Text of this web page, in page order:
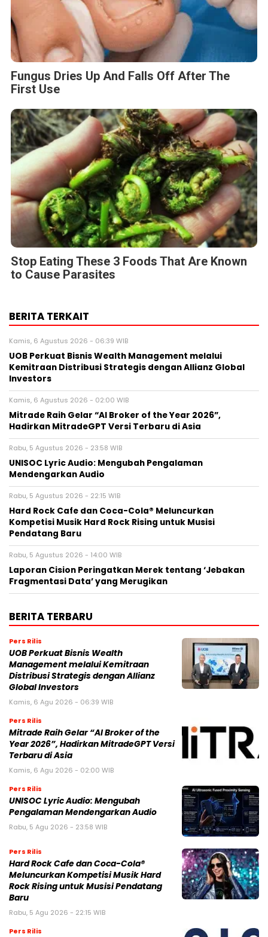
Fungus Dries Up And Falls Off After The
First Use
Stop Eating These 3 Foods That Are Known
to Cause Parasites
BERITA TERKAIT
Kamis, 6 Agustus 2026 - 06:39 WIB
UOB Perkuat Bisnis Wealth Management melalui
Kemitraan Distribusi Strategis dengan Allianz Global
Investors
Kamis, 6 Agustus 2026 - 02:00 WIB
Mitrade Raih Gelar “AI Broker of the Year 2026”,
Hadirkan MitradeGPT Versi Terbaru di Asia
Rabu, 5 Agustus 2026 - 23:58 WIB
UNISOC Lyric Audio: Mengubah Pengalaman
Mendengarkan Audio
Rabu, 5 Agustus 2026 - 22:15 WIB
Hard Rock Cafe dan Coca-Cola® Meluncurkan
Kompetisi Musik Hard Rock Rising untuk Musisi
Pendatang Baru
Rabu, 5 Agustus 2026 - 14:00 WIB
Laporan Cision Peringatkan Merek tentang ‘Jebakan
Fragmentasi Data’ yang Merugikan
BERITA TERBARU
Pers Rilis
UOB Perkuat Bisnis Wealth
Management melalui Kemitraan
Distribusi Strategis dengan Allianz
Global Investors
Kamis, 6 Agu 2026 - 06:39 WIB
Pers Rilis
Mitrade Raih Gelar “AI Broker of the
Year 2026”, Hadirkan MitradeGPT Versi
Terbaru di Asia
Kamis, 6 Agu 2026 - 02:00 WIB
Pers Rilis
UNISOC Lyric Audio: Mengubah
Pengalaman Mendengarkan Audio
Rabu, 5 Agu 2026 - 23:58 WIB
Pers Rilis
Hard Rock Cafe dan Coca-Cola®
Meluncurkan Kompetisi Musik Hard
Rock Rising untuk Musisi Pendatang
Baru
Rabu, 5 Agu 2026 - 22:15 WIB
Pers Rilis